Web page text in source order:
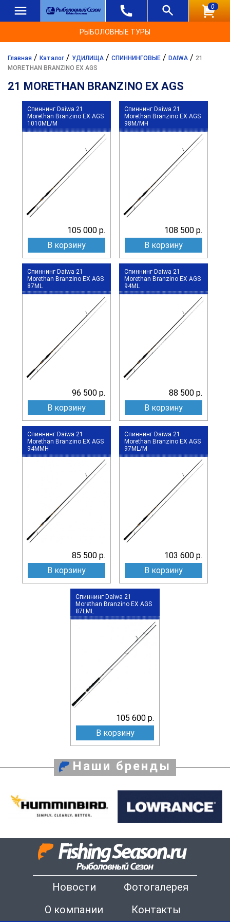
0
РЫБОЛОВНЫЕ ТУРЫ
Главная / Каталог / УДИЛИЩА / СПИННИНГОВЫЕ / DAIWA / 21
MORETHAN BRANZINO EX AGS
21 MORETHAN BRANZINO EX AGS
Спиннинг Daiwa 21
Morethan Branzino EX AGS
1010ML/M
105 000 р.
В корзину
Спиннинг Daiwa 21
Morethan Branzino EX AGS
98M/MH
108 500 р.
В корзину
Спиннинг Daiwa 21
Morethan Branzino EX AGS
87ML
96 500 р.
В корзину
Спиннинг Daiwa 21
Morethan Branzino EX AGS
94ML
88 500 р.
В корзину
Спиннинг Daiwa 21
Morethan Branzino EX AGS
94MMH
85 500 р.
В корзину
Спиннинг Daiwa 21
Morethan Branzino EX AGS
97ML/M
103 600 р.
В корзину
Спиннинг Daiwa 21
Morethan Branzino EX AGS
87LML
105 600 р.
В корзину
Наши бренды
Новости
Фотогалерея
О компании
Контакты